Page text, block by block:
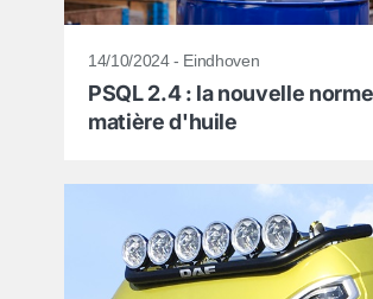
14/10/2024 - Eindhoven
PSQL 2.4 : la nouvelle
matière d'huile